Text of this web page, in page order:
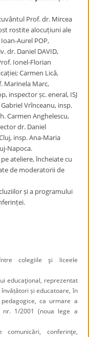
Prof. dr. Mircea
rostite alocuțiuni ale
Aurel POP,
dr. Daniel DAVID,
Ionel-Florian
Carmen Lică,
Marinela Marc,
inspector șc. eneral, ISJ
Vrînceanu, insp.
Carmen Anghelescu,
dr. Daniel
insp. Ana-Maria
Napoca.
ateliere, încheiate cu
de moderatorii de
și a programului
colegiile şi liceele
educaţional, reprezentat
și educatoare, în
ca urmare a
nr. 1/2001 (noua lege a
comunicări, conferinţe,